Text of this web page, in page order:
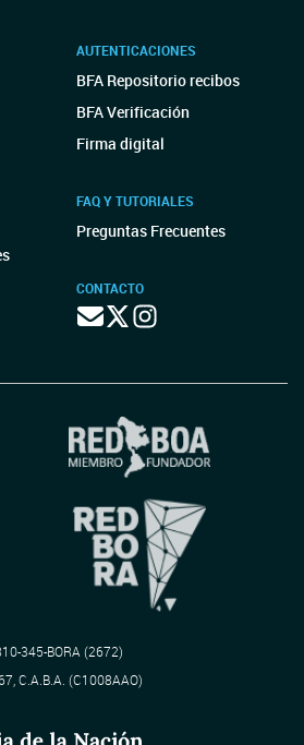
AUTENTICACIONES
BFA Repositorio recibos
BFA Verificación
Firma digital
FAQ Y TUTORIALES
Preguntas Frecuentes
CONTACTO
345-BORA (2672)
C.A.B.A. (C1008AAO)